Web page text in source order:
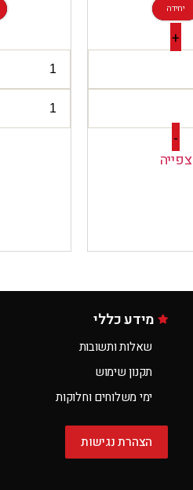
יחידה
+
-
צפייה
מידע כללי
שאלות ותשובות
תקנון שימוש
ימי משלוחים וחלוקות
הצהרת נגישות